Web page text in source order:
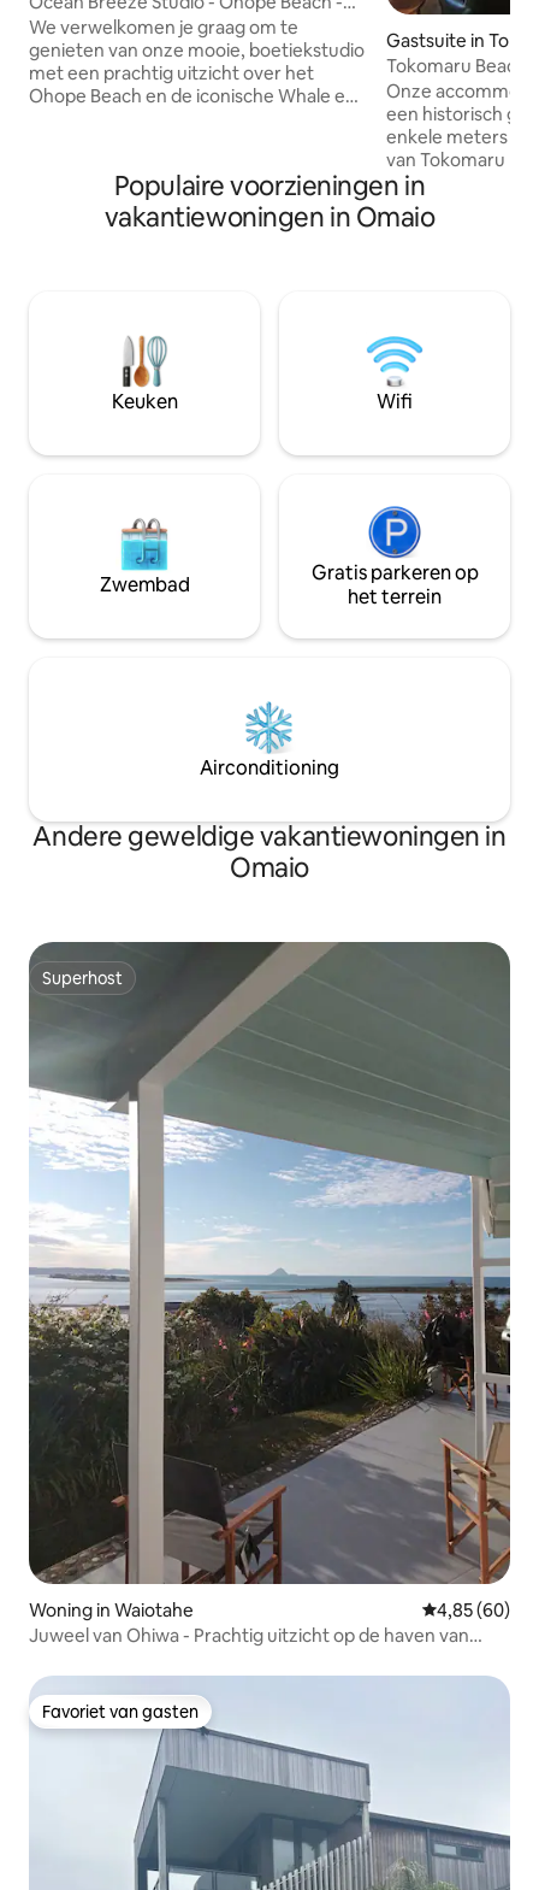
Prachtig uitzicht.
We verwelkomen je graag om te
genieten van onze mooie, boetiekstudio
met een prachtig uitzicht over het
Ohope Beach en de iconische Whale en
NZ's favoriete strand - geweldig
zwemmen, heerlijke wandelingen in de
buurt of gewoon langs het strand lopen.
chartervissen of een reis naar Whale
Island te maken. GENIET!
Gastsuite in
Tokomaru Beach
Onze
een historisch
enkele meters
van Tokomaru
lopen van
voorzieningen
met
uittrekbaar/
tweede in een
douche en het
badkamer die
toegankelijk is.
Populaire voorzieningen in
vakantiewoningen in Omaio
Keuken Wifi
Zwembad
Gratis parkeren op
het terrein
Airconditioning
Andere geweldige vakantiewoningen in
Omaio
Superhost
Superhost
Woning in Waiotahe Gemiddelde
4,85 (60)
Juweel van Ohiwa - Prachtig uitzicht op de haven van
Favoriet van gasten
Favoriet van gasten